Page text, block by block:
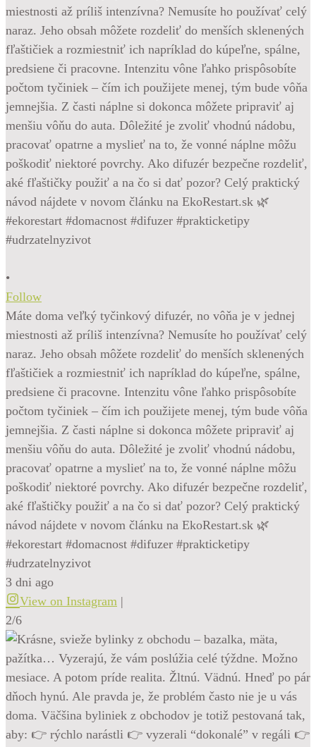
•
Follow
Máte doma veľký tyčinkový difuzér, no vôňa je v jednej
miestnosti až príliš intenzívna? Nemusíte ho používať celý
naraz. Jeho obsah môžete rozdeliť do menších sklenených
fľaštičiek a rozmiestniť ich napríklad do kúpeľne, spálne,
predsiene či pracovne. Intenzitu vône ľahko prispôsobíte
počtom tyčiniek – čím ich použijete menej, tým bude vôňa
jemnejšia. Z časti náplne si dokonca môžete pripraviť aj
menšiu vôňu do auta. Dôležité je zvoliť vhodnú nádobu,
pracovať opatrne a myslieť na to, že vonné náplne môžu
poškodiť niektoré povrchy. Ako difuzér bezpečne rozdeliť,
aké fľaštičky použiť a na čo si dať pozor? Celý praktický
návod nájdete v novom článku na EkoRestart.sk 🌿
#ekorestart #domacnost #difuzer #prakticketipy
#udrzatelnyzivot
3 dni ago
View on Instagram |
2/6